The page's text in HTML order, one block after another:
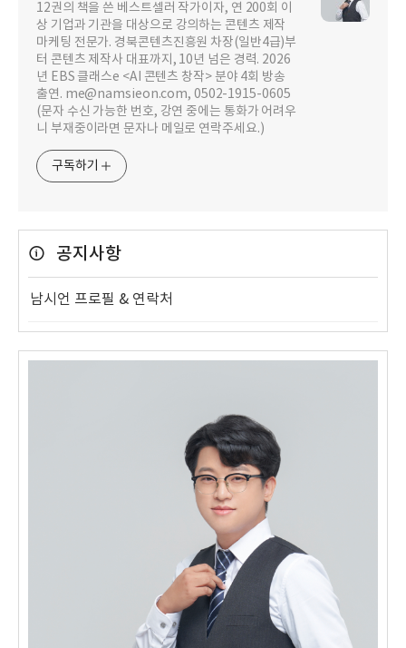
12권의 책을 쓴 베스트셀러 작가이자, 연 200회 이
상 기업과 기관을 대상으로 강의하는 콘텐츠 제작
마케팅 전문가. 경북콘텐츠진흥원 차장(일반4급)부
터 콘텐츠 제작사 대표까지, 10년 넘은 경력. 2026
년 EBS 클래스e <AI 콘텐츠 창작> 분야 4회 방송
출연. me@namsieon.com, 0502-1915-0605
(문자 수신 가능한 번호, 강연 중에는 통화가 어려우
니 부재중이라면 문자나 메일로 연락주세요.)
구독하기
공지사항
남시언 프로필 & 연락처